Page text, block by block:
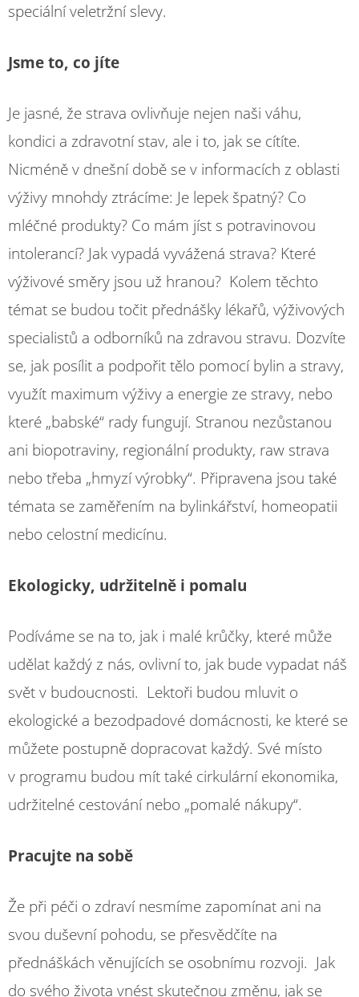
speciální veletržní slevy.
Jsme to, co jíte
Je jasné, že strava ovlivňuje nejen naši váhu,
kondici a zdravotní stav, ale i to, jak se cítíte.
Nicméně v dnešní době se v informacích z oblasti
výživy mnohdy ztrácíme: Je lepek špatný? Co
mléčné produkty? Co mám jíst s potravinovou
intolerancí? Jak vypadá vyvážená strava? Které
výživové směry jsou už hranou? Kolem těchto
témat se budou točit přednášky lékařů, výživových
specialistů a odborníků na zdravou stravu. Dozvíte
se, jak posílit a podpořit tělo pomocí bylin a stravy,
využít maximum výživy a energie ze stravy, nebo
které „babské“ rady fungují. Stranou nezůstanou
ani biopotraviny, regionální produkty, raw strava
nebo třeba „hmyzí výrobky“. Připravena jsou také
témata se zaměřením na bylinkářství, homeopatii
nebo celostní medicínu.
Ekologicky, udržitelně i pomalu
Podíváme se na to, jak i malé krůčky, které může
udělat každý z nás, ovlivní to, jak bude vypadat náš
svět v budoucnosti. Lektoři budou mluvit o
ekologické a bezodpadové domácnosti, ke které se
můžete postupně dopracovat každý. Své místo
v programu budou mít také cirkulární ekonomika,
udržitelné cestování nebo „pomalé nákupy“.
Pracujte na sobě
Že při péči o zdraví nesmíme zapomínat ani na
svou duševní pohodu, se přesvědčíte na
přednáškách věnujících se osobnímu rozvoji. Jak
do svého života vnést skutečnou změnu, jak se